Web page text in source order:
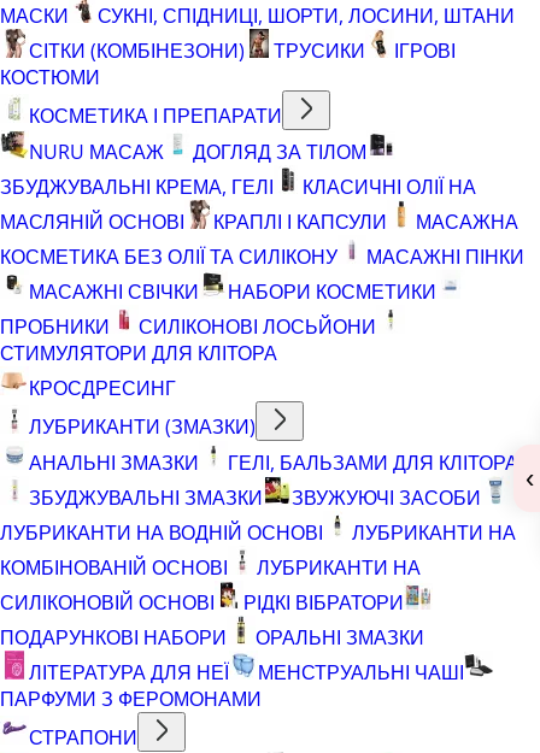
МАСКИ
СУКНІ, СПІДНИЦІ, ШОРТИ, ЛОСИНИ, ШТАНИ
СІТКИ (КОМБІНЕЗОНИ)
ТРУСИКИ
ІГРОВІ
КОСТЮМИ
КОСМЕТИКА І ПРЕПАРАТИ
NURU МАСАЖ
ДОГЛЯД ЗА ТІЛОМ
ЗБУДЖУВАЛЬНІ КРЕМА, ГЕЛІ
КЛАСИЧНІ ОЛІЇ НА
МАСЛЯНІЙ ОСНОВІ
КРАПЛІ І КАПСУЛИ
МАСАЖНА
КОСМЕТИКА БЕЗ ОЛІЇ ТА СИЛІКОНУ
МАСАЖНІ ПІНКИ
МАСАЖНІ СВІЧКИ
НАБОРИ КОСМЕТИКИ
ПРОБНИКИ
СИЛІКОНОВІ ЛОСЬЙОНИ
СТИМУЛЯТОРИ ДЛЯ КЛІТОРА
КРОСДРЕСИНГ
ЛУБРИКАНТИ (ЗМАЗКИ)
АНАЛЬНІ ЗМАЗКИ
ГЕЛІ, БАЛЬЗАМИ ДЛЯ КЛІТОРА
ЗБУДЖУВАЛЬНІ ЗМАЗКИ
ЗВУЖУЮЧІ ЗАСОБИ
ЛУБРИКАНТИ НА ВОДНІЙ ОСНОВІ
ЛУБРИКАНТИ НА
КОМБІНОВАНІЙ ОСНОВІ
ЛУБРИКАНТИ НА
СИЛІКОНОВІЙ ОСНОВІ
РІДКІ ВІБРАТОРИ
ПОДАРУНКОВІ НАБОРИ
ОРАЛЬНІ ЗМАЗКИ
ЛІТЕРАТУРА ДЛЯ НЕЇ
МЕНСТРУАЛЬНІ ЧАШІ
ПАРФУМИ З ФЕРОМОНАМИ
СТРАПОНИ
‹